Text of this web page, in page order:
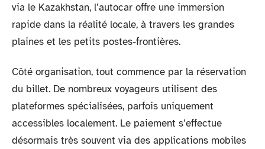
via le Kazakhstan, l’autocar offre une immersion
rapide dans la réalité locale, à travers les grandes
plaines et les petits postes-frontières.
Côté organisation, tout commence par la réservation
du billet. De nombreux voyageurs utilisent des
plateformes spécialisées, parfois uniquement
accessibles localement. Le paiement s’effectue
désormais très souvent via des applications mobiles